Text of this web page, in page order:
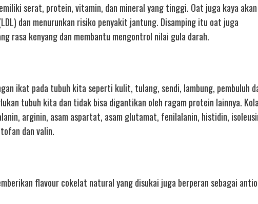
serat, protein, vitamin, dan mineral yang tinggi. Oat juga kaya akan
dan menurunkan risiko penyakit jantung. Disamping itu oat juga
rasa kenyang dan membantu mengontrol nilai gula darah.
ikat pada tubuh kita seperti kulit, tulang, sendi, lambung, pembuluh
tubuh kita dan tidak bisa digantikan oleh ragam protein lainnya.
arginin, asam aspartat, asam glutamat, fenilalanin, histidin,
dan valin.
flavour cokelat natural yang disukai juga berperan sebagai